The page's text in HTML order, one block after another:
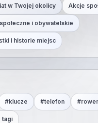
w Twojej okolicy Akcje
i obywatelskie
i historie miejsc
#klucze #telefon #rower
tagi